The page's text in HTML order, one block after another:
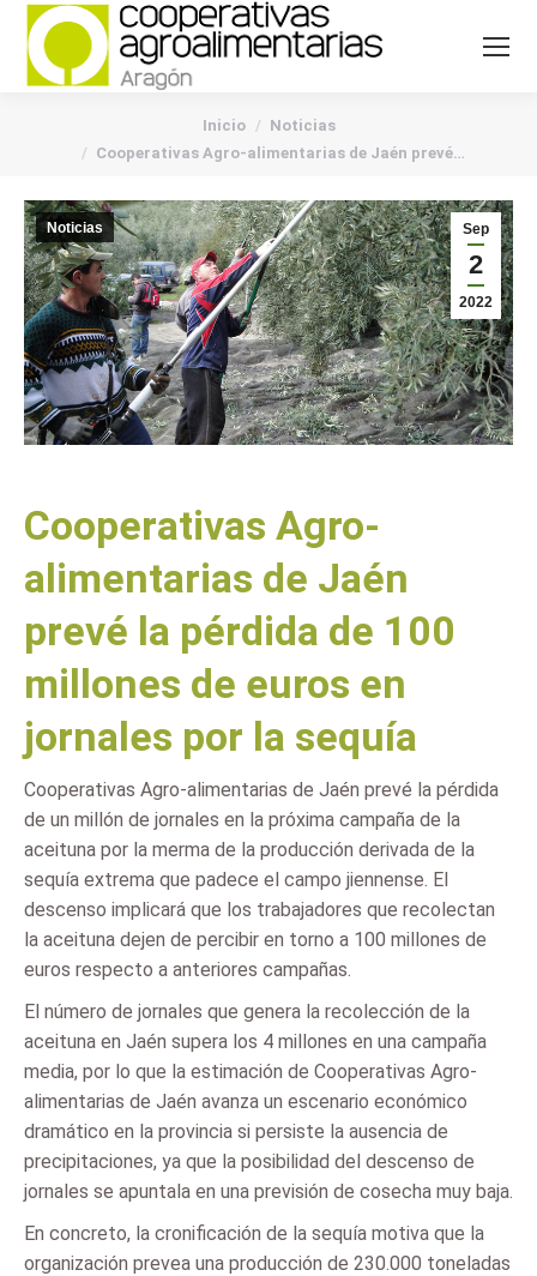
Inicio
Noticias
Cooperativas Agro-alimentarias de Jaén prevé…
Sep
2
2022
Noticias
Cooperativas Agro-
alimentarias de Jaén
prevé la pérdida de 100
millones de euros en
jornales por la sequía
Cooperativas Agro-alimentarias de Jaén prevé la pérdida
de un millón de jornales en la próxima campaña de la
aceituna por la merma de la producción derivada de la
sequía extrema que padece el campo jiennense. El
descenso implicará que los trabajadores que recolectan
la aceituna dejen de percibir en torno a 100 millones de
euros respecto a anteriores campañas.
El número de jornales que genera la recolección de la
aceituna en Jaén supera los 4 millones en una campaña
media, por lo que la estimación de Cooperativas Agro-
alimentarias de Jaén avanza un escenario económico
dramático en la provincia si persiste la ausencia de
precipitaciones, ya que la posibilidad del descenso de
jornales se apuntala en una previsión de cosecha muy baja.
En concreto, la cronificación de la sequía motiva que la
organización prevea una producción de 230.000 toneladas